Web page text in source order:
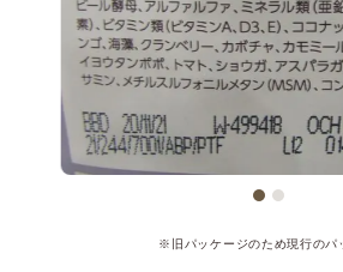
※旧パッケージのため現行のパ